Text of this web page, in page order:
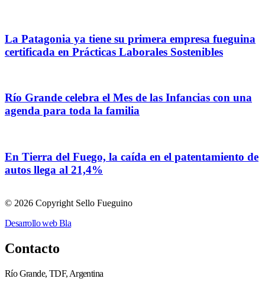
La Patagonia ya tiene su primera empresa fueguina
certificada en Prácticas Laborales Sostenibles
Río Grande celebra el Mes de las Infancias con una
agenda para toda la familia
En Tierra del Fuego, la caída en el patentamiento de
autos llega al 21,4%
© 2026 Copyright Sello Fueguino
Desarrollo web Bla
Contacto
Río Grande, TDF, Argentina